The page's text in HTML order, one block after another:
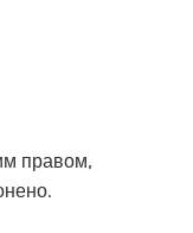
правом,